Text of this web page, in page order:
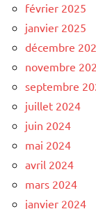
février 2025
janvier 2025
décembre
novembre
septembre
juillet 2024
juin 2024
mai 2024
avril 2024
mars 2024
janvier 2024